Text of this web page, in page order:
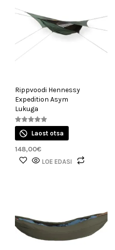
Rippvoodi Hennessy
Expedition Asym
Lukuga
Hinnanguga
5.00
/ 5
Laost otsa
148,00€
LOE EDASI